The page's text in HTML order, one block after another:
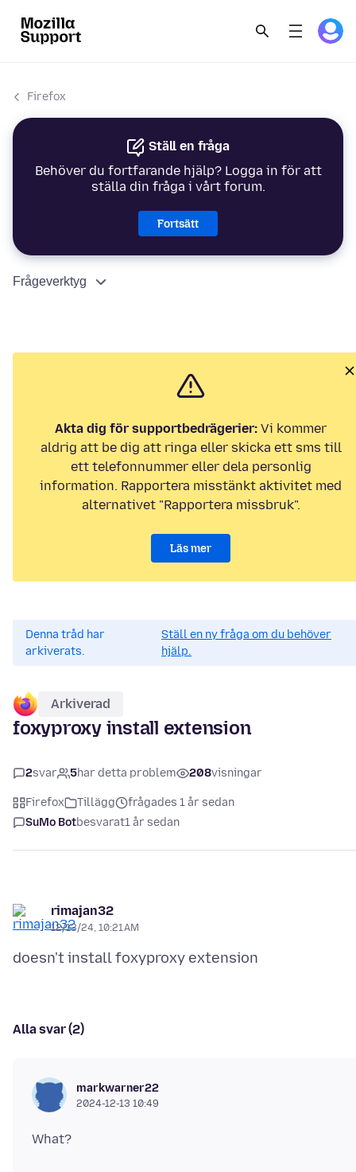
Firefox
Ställ en fråga
Behöver du fortfarande hjälp? Logga in för att
ställa din fråga i vårt forum.
Fortsätt
Frågeverktyg
Akta dig för supportbedrägerier: Vi kommer
aldrig att be dig att ringa eller skicka ett sms till
ett telefonnummer eller dela personlig
information. Rapportera misstänkt aktivitet med
alternativet "Rapportera missbruk".
Läs mer
Denna tråd har
arkiverats.
Ställ en ny fråga om du behöver
hjälp.
Arkiverad
foxyproxy install extension
2svar 5har detta problem 208visningar
Firefox Tillägg
frågades 1 år sedan
SuMo Botbesvarat1 år sedan
rimajan32
12/13/24, 10:21 AM
Alla svar (2)
markwarner22
2024-12-13 10:49